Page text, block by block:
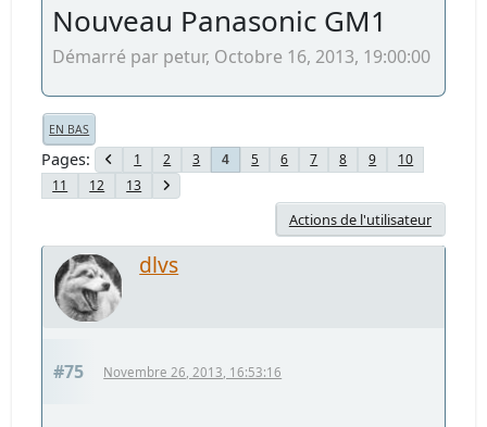
Nouveau Panasonic GM1
Démarré par petur, Octobre 16, 2013, 19:00:00
EN BAS
Pages 1 2 3 4 5 6 7 8 9
10
11
12 13
Actions de l'utilisateur
dlvs
#75 Novembre 26, 2013, 16:53:16